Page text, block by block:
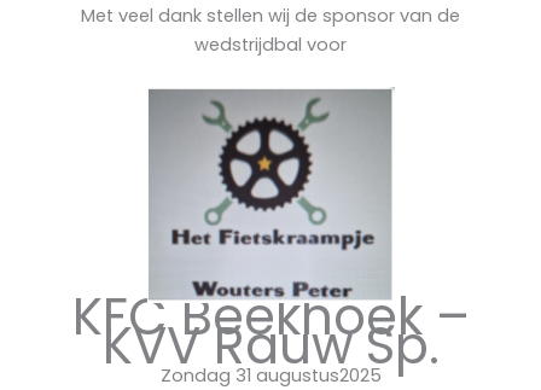
Met veel dank stellen wij de sponsor van de
wedstrijdbal voor
KFC Beekhoek –
KVV Rauw Sp.
Zondag 31 augustus2025